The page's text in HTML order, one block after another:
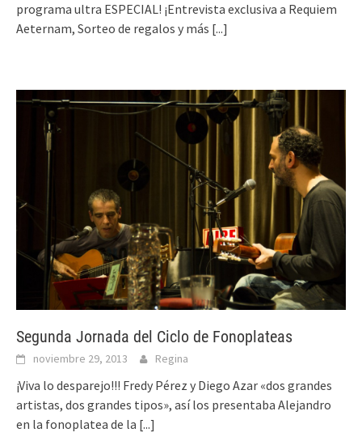
programa ultra ESPECIAL! ¡Entrevista exclusiva a Requiem
Aeternam, Sorteo de regalos y más [...]
Segunda Jornada del Ciclo de Fonoplateas
noviembre 29, 2013 Regina
¡Viva lo desparejo!!! Fredy Pérez y Diego Azar «dos grandes
artistas, dos grandes tipos», así los presentaba Alejandro
en la fonoplatea de la [...]